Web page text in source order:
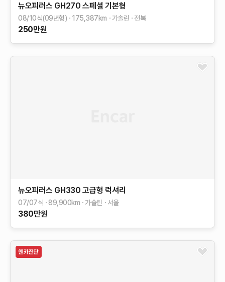
뉴오피러스 GH270 스페셜 기본형
08/10식(09년형) 175,387km 가솔린 전북
250만원
뉴오피러스 GH330 고급형 럭셔리
07/07식 89,900km 가솔린 서울
380만원